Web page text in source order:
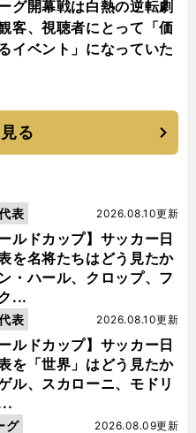
グ開幕戦は白熱の逆転劇
客、視聴者にとって「価
イベント」になっていた
る
ールドカップ】サッカー日
を名将たちはどう見たか
・ハール、クロップ、フ
...
2026.08.10更新
表
ールドカップ】サッカー日
を「世界」はどう見たか
ル、スカローニ、モドリ
2026.08.10更新
表
2026.08.09更新
グ